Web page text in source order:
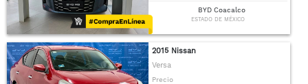
BYD Coacalco
ESTADO DE MÉXICO
2015 Nissan
Versa
Precio